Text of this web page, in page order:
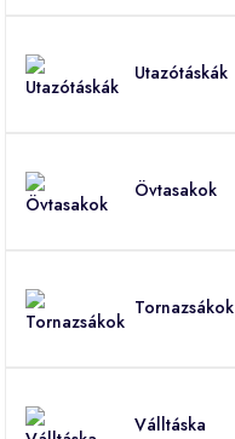
Utazótáskák
Övtasakok
Tornazsákok
Válltáska